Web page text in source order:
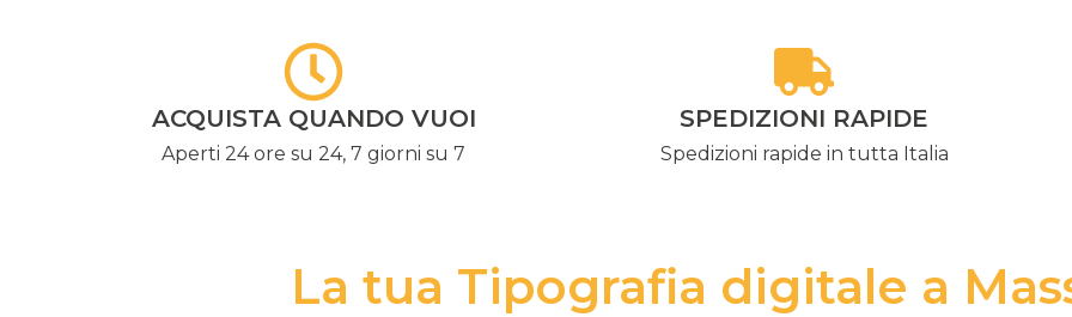
ACQUISTA QUANDO VUOI
Aperti 24 ore su 24, 7 giorni su 7
SPEDIZIONI RAPIDE
Spedizioni rapide in tutta Italia
La tua Tipografia digitale a